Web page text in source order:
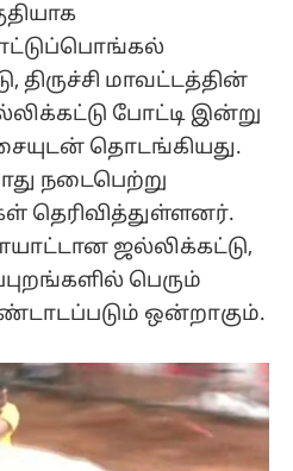
திருச்சி மாவட்டத்தின்
போட்டி இன்று
தொடங்கியது.
நடைபெற்று
தெரிவித்துள்ளனர்.
ஜல்லிக்கட்டு,
பெரும்
ஒன்றாகும்.